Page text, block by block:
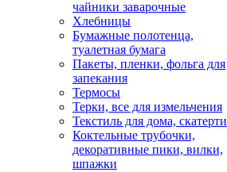
чайники заварочные
Хлебницы
Бумажные полотенца,
туалетная бумага
Пакеты, пленки, фольга для
запекания
Термосы
Терки, все для измельчения
Текстиль для дома, скатерти
Коктельные трубочки,
декоративные пики, вилки,
шпажки